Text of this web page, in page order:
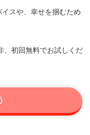
スや、幸せを掴むため
、初回無料でお試しくだ